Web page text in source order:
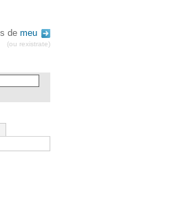
de meu
(ou rexistrate)